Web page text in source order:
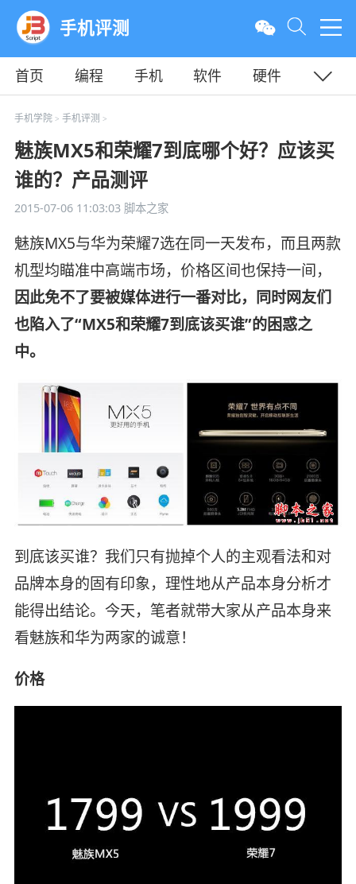
手机评测
首页 编程 手机 软件
硬件
教程
平面
手机学院> 手机评测 >
魅族MX5和荣耀7到底哪个好？应该买
谁的？产品测评
2015-07-06 11:03:03脚本之家
魅族MX5与华为荣耀7选在同一天发布，而且两款
机型均瞄准中高端市场，价格区间也保持一间，
因此免不了要被媒体进行一番对比，同时网友们
也陷入了“MX5和荣耀7到底该买谁”的困惑之
中。
到底该买谁？我们只有抛掉个人的主观看法和对
品牌本身的固有印象，理性地从产品本身分析才
能得出结论。今天，笔者就带大家从产品本身来
看魅族和华为两家的诚意！
价格